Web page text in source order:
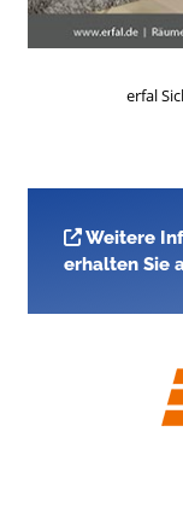
erfal
Weitere
erhalten Sie